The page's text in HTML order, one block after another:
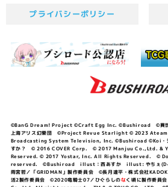
プライバシーポリシー
©BanG Dream! Project ©Craft Egg Inc. ©Bushiroad ©異世
上海アリス幻樂団 ©Project Revue Starlight © 2023
Broadcasting System Television, Inc. ©Bushiroad ©Koi・芳
すか？ © 2016 COVER Corp. © 2017 Manjuu Co.,Ltd. &
Reserved. © 2017 Yostar, Inc. All Rights Reserved. ©
reserved. ©Bushiroad illust：西あすか illust: やちぇ
雨宮哲／「GRIDMAN」製作委員会 ©長月達平・株式会社
活2製作委員会 ©2020竜騎士07／ひぐらしのなく頃に製作委